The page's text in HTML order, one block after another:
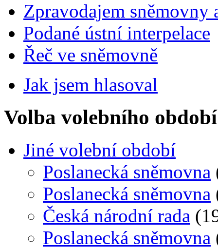
Zpravodajem
Podané ústní interpelace
Řeč ve sněmovně
Jak jsem hlasoval
Volba volebního období
Jiné volební období
Poslanecká sněmovna
Poslanecká sněmovna
Česká národní rada
Poslanecká sněmovna